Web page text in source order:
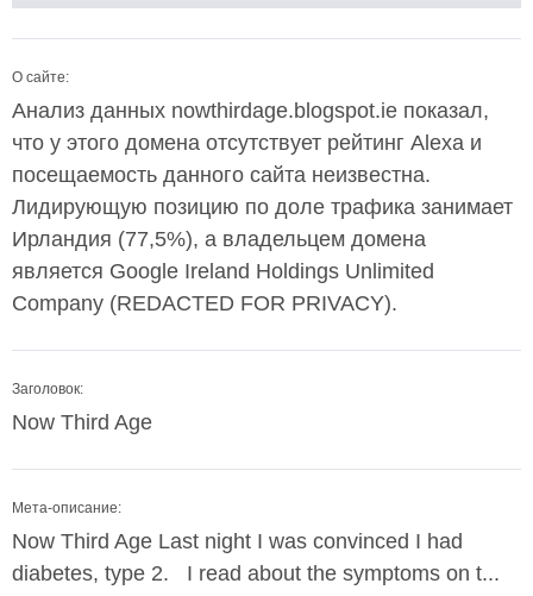
О сайте:
Анализ данных nowthirdage.blogspot.ie показал,
что у этого домена отсутствует рейтинг Alexa и
посещаемость данного сайта неизвестна.
Лидирующую позицию по доле трафика занимает
Ирландия (77,5%), а владельцем домена
является Google Ireland Holdings Unlimited
Company (REDACTED FOR PRIVACY).
Заголовок:
Now Third Age
Мета-описание:
Now Third Age Last night I was convinced I had
diabetes, type 2. I read about the symptoms on t...